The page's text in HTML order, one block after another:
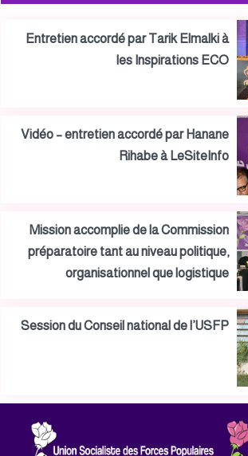
Entretien accordé par Tarik Elmalki à
les Inspirations ECO
Vidéo – entretien accordé par Hanane
Rihabe à LeSiteInfo
Mission accomplie de la Commission
préparatoire tant au niveau politique,
organisationnel que logistique
Session du Conseil national de l’USFP